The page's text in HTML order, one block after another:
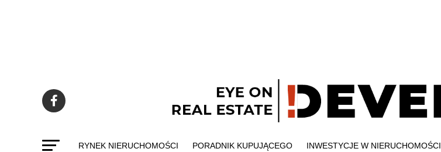
RYNEK NIERUCHOMOŚCI PORADNIK KUPUJĄCEGO INWESTYCJE W NIERUCHOMOŚCI